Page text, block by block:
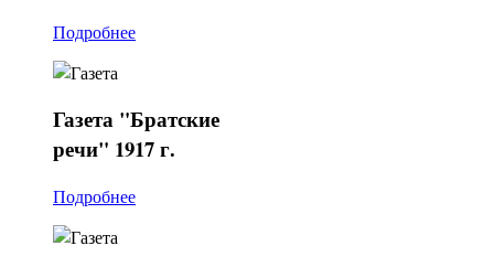
Подробнее
Газета "Братские
речи" 1917 г.
Подробнее